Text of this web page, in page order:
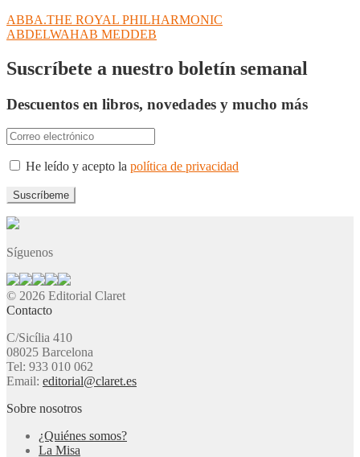
Navegación
de
entradas
Anterior:
ABBA.THE ROYAL PHILHARMONIC
Siguiente:
ABDELWAHAB MEDDEB
Suscríbete a nuestro boletín semanal
Descuentos en libros, novedades y mucho más
He leído y acepto la política de privacidad
Síguenos
© 2026 Editorial Claret
Contacto
C/Sicília 410
08025 Barcelona
Tel: 933 010 062
Email: editorial@claret.es
Sobre nosotros
¿Quiénes somos?
La Misa